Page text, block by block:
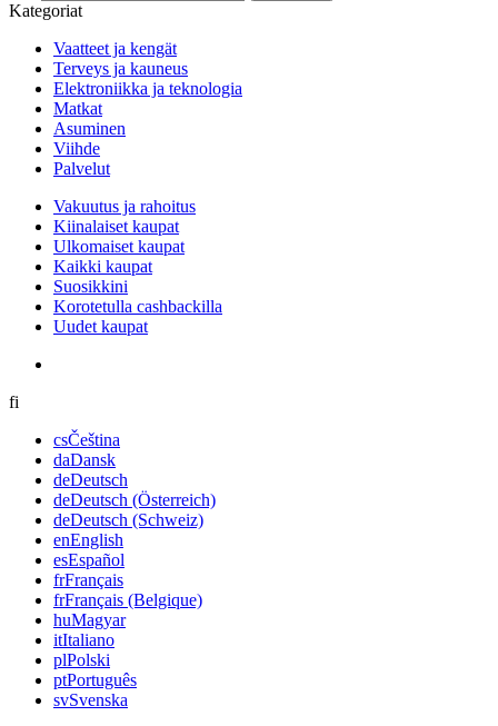
Kategoriat
Vaatteet ja kengät
Terveys ja kauneus
Elektroniikka ja teknologia
Matkat
Asuminen
Viihde
Palvelut
Vakuutus ja rahoitus
Kiinalaiset kaupat
Ulkomaiset kaupat
Kaikki kaupat
Suosikkini
Korotetulla cashbackilla
Uudet kaupat
fi
csČeština
daDansk
deDeutsch
deDeutsch (Österreich)
deDeutsch (Schweiz)
enEnglish
esEspañol
frFrançais
frFrançais (Belgique)
huMagyar
itItaliano
plPolski
ptPortuguês
svSvenska